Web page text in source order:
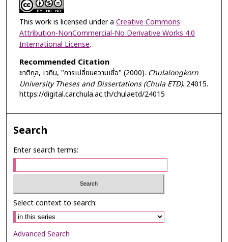
This work is licensed under a Creative Commons
Attribution-NonCommercial-No Derivative Works 4.0
International License.
Recommended Citation
ชาติกุล, เวทิน, "การเปลี่ยนความเชื่อ" (2000). Chulalongkorn
University Theses and Dissertations (Chula ETD). 24015.
https://digital.car.chula.ac.th/chulaetd/24015
Search
Enter search terms:
Select context to search:
Advanced Search